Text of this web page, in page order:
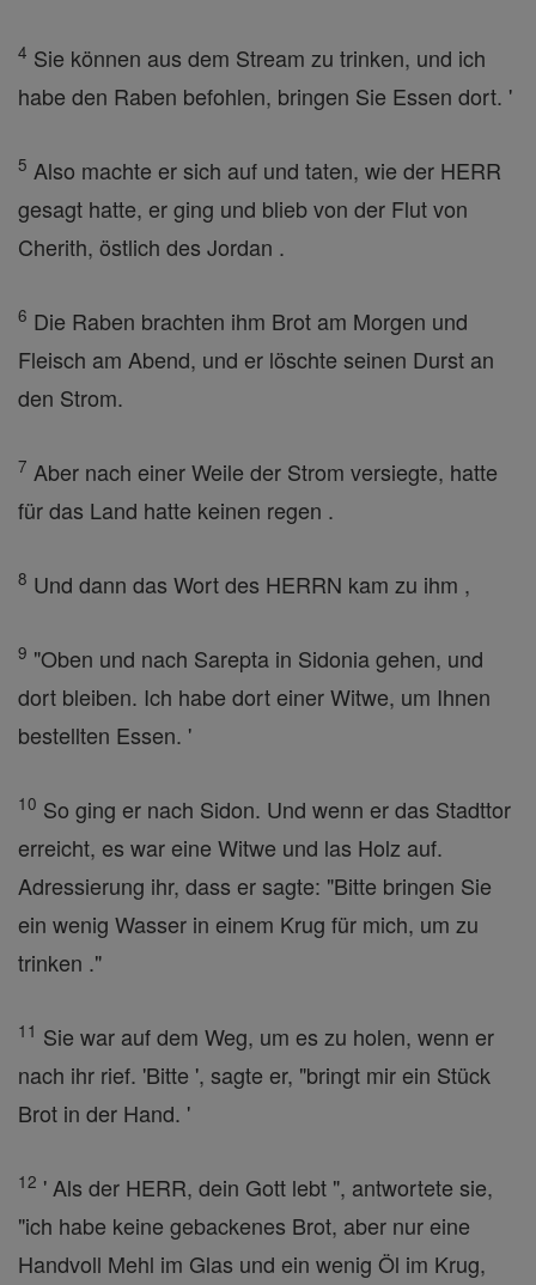
4 Sie können aus dem Stream zu trinken, und ich
habe den Raben befohlen, bringen Sie Essen dort. '
5 Also machte er sich auf und taten, wie der HERR
gesagt hatte, er ging und blieb von der Flut von
Cherith, östlich des Jordan .
6 Die Raben brachten ihm Brot am Morgen und
Fleisch am Abend, und er löschte seinen Durst an
den Strom.
7 Aber nach einer Weile der Strom versiegte, hatte
für das Land hatte keinen regen .
8 Und dann das Wort des HERRN kam zu ihm ,
9 "Oben und nach Sarepta in Sidonia gehen, und
dort bleiben. Ich habe dort einer Witwe, um Ihnen
bestellten Essen. '
10 So ging er nach Sidon. Und wenn er das Stadttor
erreicht, es war eine Witwe und las Holz auf.
Adressierung ihr, dass er sagte: "Bitte bringen Sie
ein wenig Wasser in einem Krug für mich, um zu
trinken ."
11 Sie war auf dem Weg, um es zu holen, wenn er
nach ihr rief. 'Bitte ', sagte er, "bringt mir ein Stück
Brot in der Hand. '
12 ' Als der HERR, dein Gott lebt ", antwortete sie,
"ich habe keine gebackenes Brot, aber nur eine
Handvoll Mehl im Glas und ein wenig Öl im Krug,